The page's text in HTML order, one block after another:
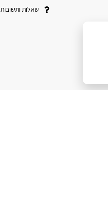
שאלות ותשובות